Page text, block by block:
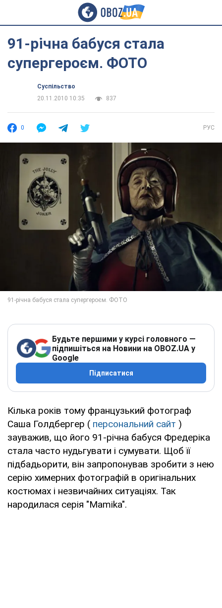
91-річна бабуся стала
супергероєм. ФОТО
Суспільство
20.11.2010 10:35
837
0 РУС
Будьте першими у курсі головного —
підпишіться на Новини на OBOZ.UA у
Google
Підписатися
Кілька років тому французький фотограф
Саша Голдбергер ( персональний сайт )
зауважив, що його 91-річна бабуся Фредеріка
стала часто нудьгувати і сумувати. Щоб її
підбадьорити, він запропонував зробити з нею
серію химерних фотографій в оригінальних
костюмах і незвичайних ситуаціях. Так
народилася серія "Mamika".